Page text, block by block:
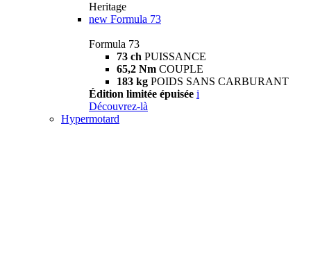
Heritage
new Formula 73
Formula 73
73 ch PUISSANCE
65,2 Nm COUPLE
183 kg POIDS SANS CARBURANT
Édition limitée épuisée i
Découvrez-là
Hypermotard